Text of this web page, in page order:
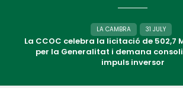
LA CAMBRA 31 JULY
La CCOC celebra la licitació de 502,7
per la Generalitat i demana
impuls inversor